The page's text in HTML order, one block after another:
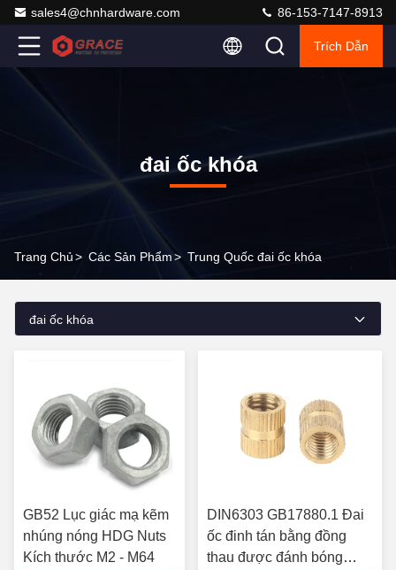
sales4@chnhardware.com 86-153-7147-8913
Trích Dẫn
đai ốc khóa
Trang Chủ> Các Sản Phẩm> Trung Quốc đai ốc khóa
đai ốc khóa
GB52 Lục giác mạ kẽm
nhúng nóng HDG Nuts
Kích thước M2 - M64
DIN6303 GB17880.1 Đai
ốc đinh tán bằng đồng
thau được đánh bóng